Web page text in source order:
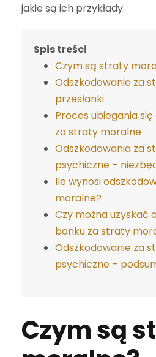
jakie są ich przykłady.
Spis treści
Czym są straty
Odszkodowanie za
przesłanki
Proces ubiegania
za straty moralne
Odszkodowania za
psychiczne –
Ile wynosi
moralne?
Czy można uzyskać
banku za straty
Odszkodowanie za
psychiczne –
Czym są